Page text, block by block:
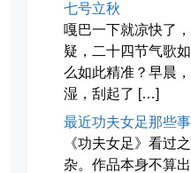
车窗外的风景，辽
📅 04-29 20:49👤 Zairun
七号立秋
嘎巴一下就凉快了
疑，二十四节气歌
么如此精准？早晨
湿，刮起了 […]
最近功夫女足那些事
《功夫女足》看过
杂。作品本身不算